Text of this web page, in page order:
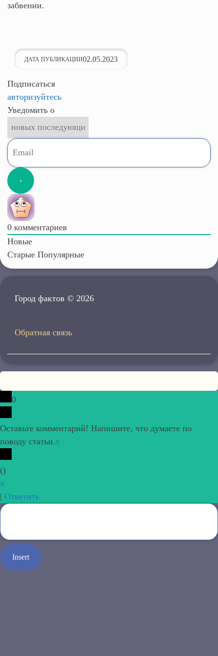
забвении.
ДАТА ПУБЛИКАЦИИ02.05.2023
Подписаться
авторизуйтесь
Уведомить о
0 комментариев
Новые
Старые Популярные
Город фактов © 2026
Обратная связь
0
Оставьте комментарий! Напишите, что думаете по
поводу статьи.x
()
x
| Ответить
Insert